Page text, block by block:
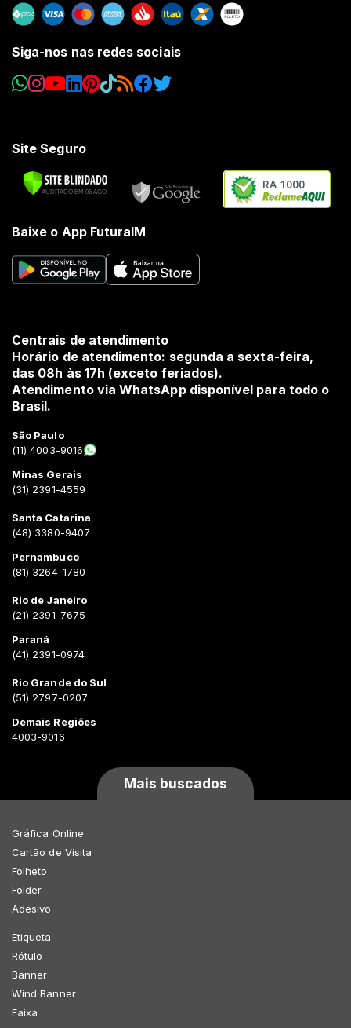
Siga-nos nas redes sociais
Site Seguro
RA 1000
Baixe o App FuturaIM
Centrais de atendimento
Horário de atendimento: segunda a sexta-feira,
das 08h às 17h (exceto feriados).
Atendimento via WhatsApp disponível para todo o
Brasil.
São Paulo
(11) 4003-9016
Minas Gerais
(31) 2391-4559
Santa Catarina
(48) 3380-9407
Pernambuco
(81) 3264-1780
Rio de Janeiro
(21) 2391-7675
Paraná
(41) 2391-0974
Rio Grande do Sul
(51) 2797-0207
Demais Regiões
4003-9016
Mais buscados
Gráfica Online
Cartão de Visita
Folheto
Folder
Adesivo
Etiqueta
Rótulo
Banner
Wind Banner
Faixa